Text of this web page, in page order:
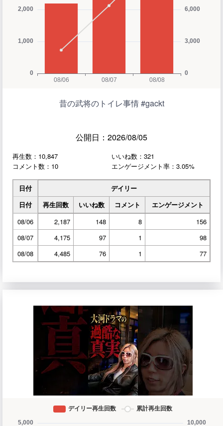
昔の武将のトイレ事情 #gackt
公開日：2026/08/05
再生数：10,847
いいね数：321
コメント数：10
エンゲージメント率：3.05%
日付
デイリー
日付
再生回数 いいね数 コメント
エンゲージメント
08/06
2,187 148 8
156
08/07
4,175 97 1
98
08/08
4,485 76 1 77